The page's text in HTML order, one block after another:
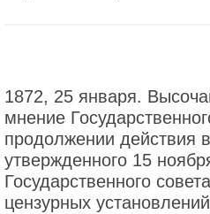
1872, 25 января.
мнение
продолжении действия
утвержденного 15
Государственного
цензурных установлений